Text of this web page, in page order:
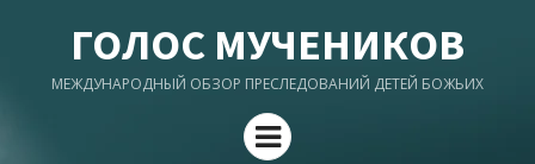
ГОЛОС МУЧЕНИКОВ
МЕЖДУНАРОДНЫЙ ОБЗОР ПРЕСЛЕДОВАНИЙ ДЕТЕЙ БОЖЬИХ
Menu